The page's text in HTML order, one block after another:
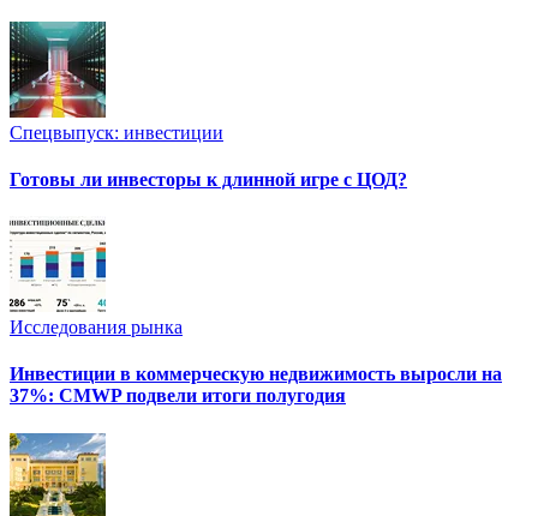
Спецвыпуск: инвестиции
Готовы ли инвесторы к длинной игре с ЦОД?
Исследования рынка
Инвестиции в коммерческую недвижимость выросли на
37%: CMWP подвели итоги полугодия